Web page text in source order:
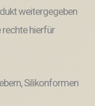
weitergegeben
rechte hierfür
Silikonformen